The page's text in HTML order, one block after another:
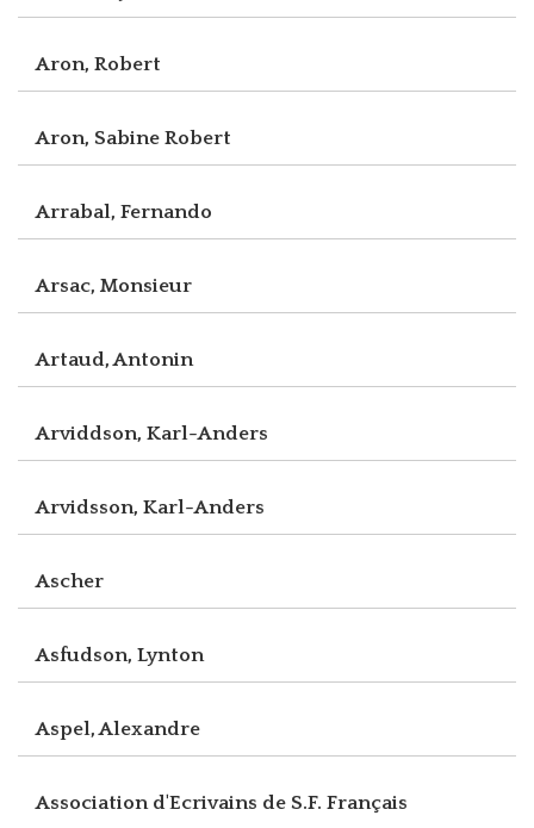
Aron, Robert
Aron, Sabine Robert
Arrabal, Fernando
Arsac, Monsieur
Artaud, Antonin
Arviddson, Karl-Anders
Arvidsson, Karl-Anders
Ascher
Asfudson, Lynton
Aspel, Alexandre
Association d'Ecrivains de S.F. Français